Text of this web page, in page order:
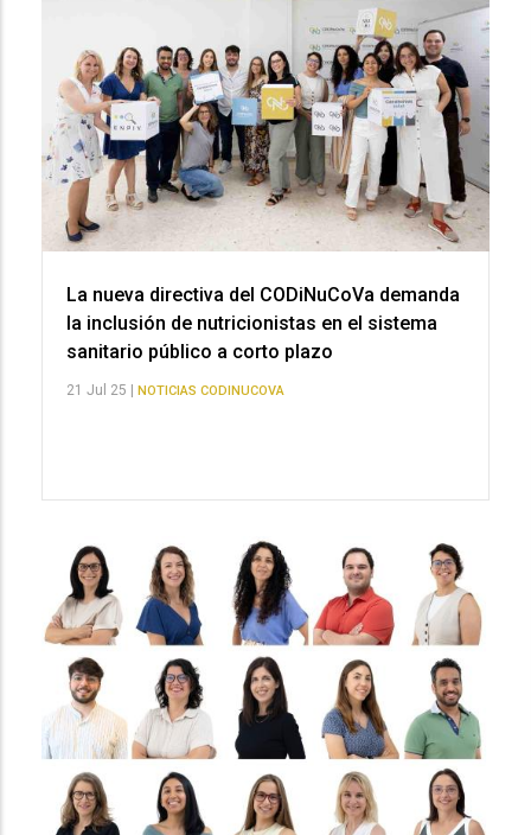
La nueva directiva del CODiNuCoVa demanda
la inclusión de nutricionistas en el sistema
sanitario público a corto plazo
21 Jul 25 | NOTICIAS CODINUCOVA